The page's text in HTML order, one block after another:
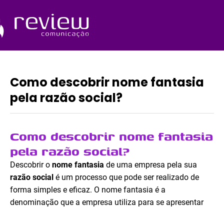
o
conteúdo
Como descobrir nome fantasia
pela razão social?
Como descobrir nome fantasia
pela razão social?
Descobrir o nome fantasia de uma empresa pela sua
razão social é um processo que pode ser realizado de
forma simples e eficaz. O nome fantasia é a
denominação que a empresa utiliza para se apresentar